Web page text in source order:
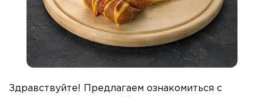
Здравствуйте! Предлагаем ознакомиться с